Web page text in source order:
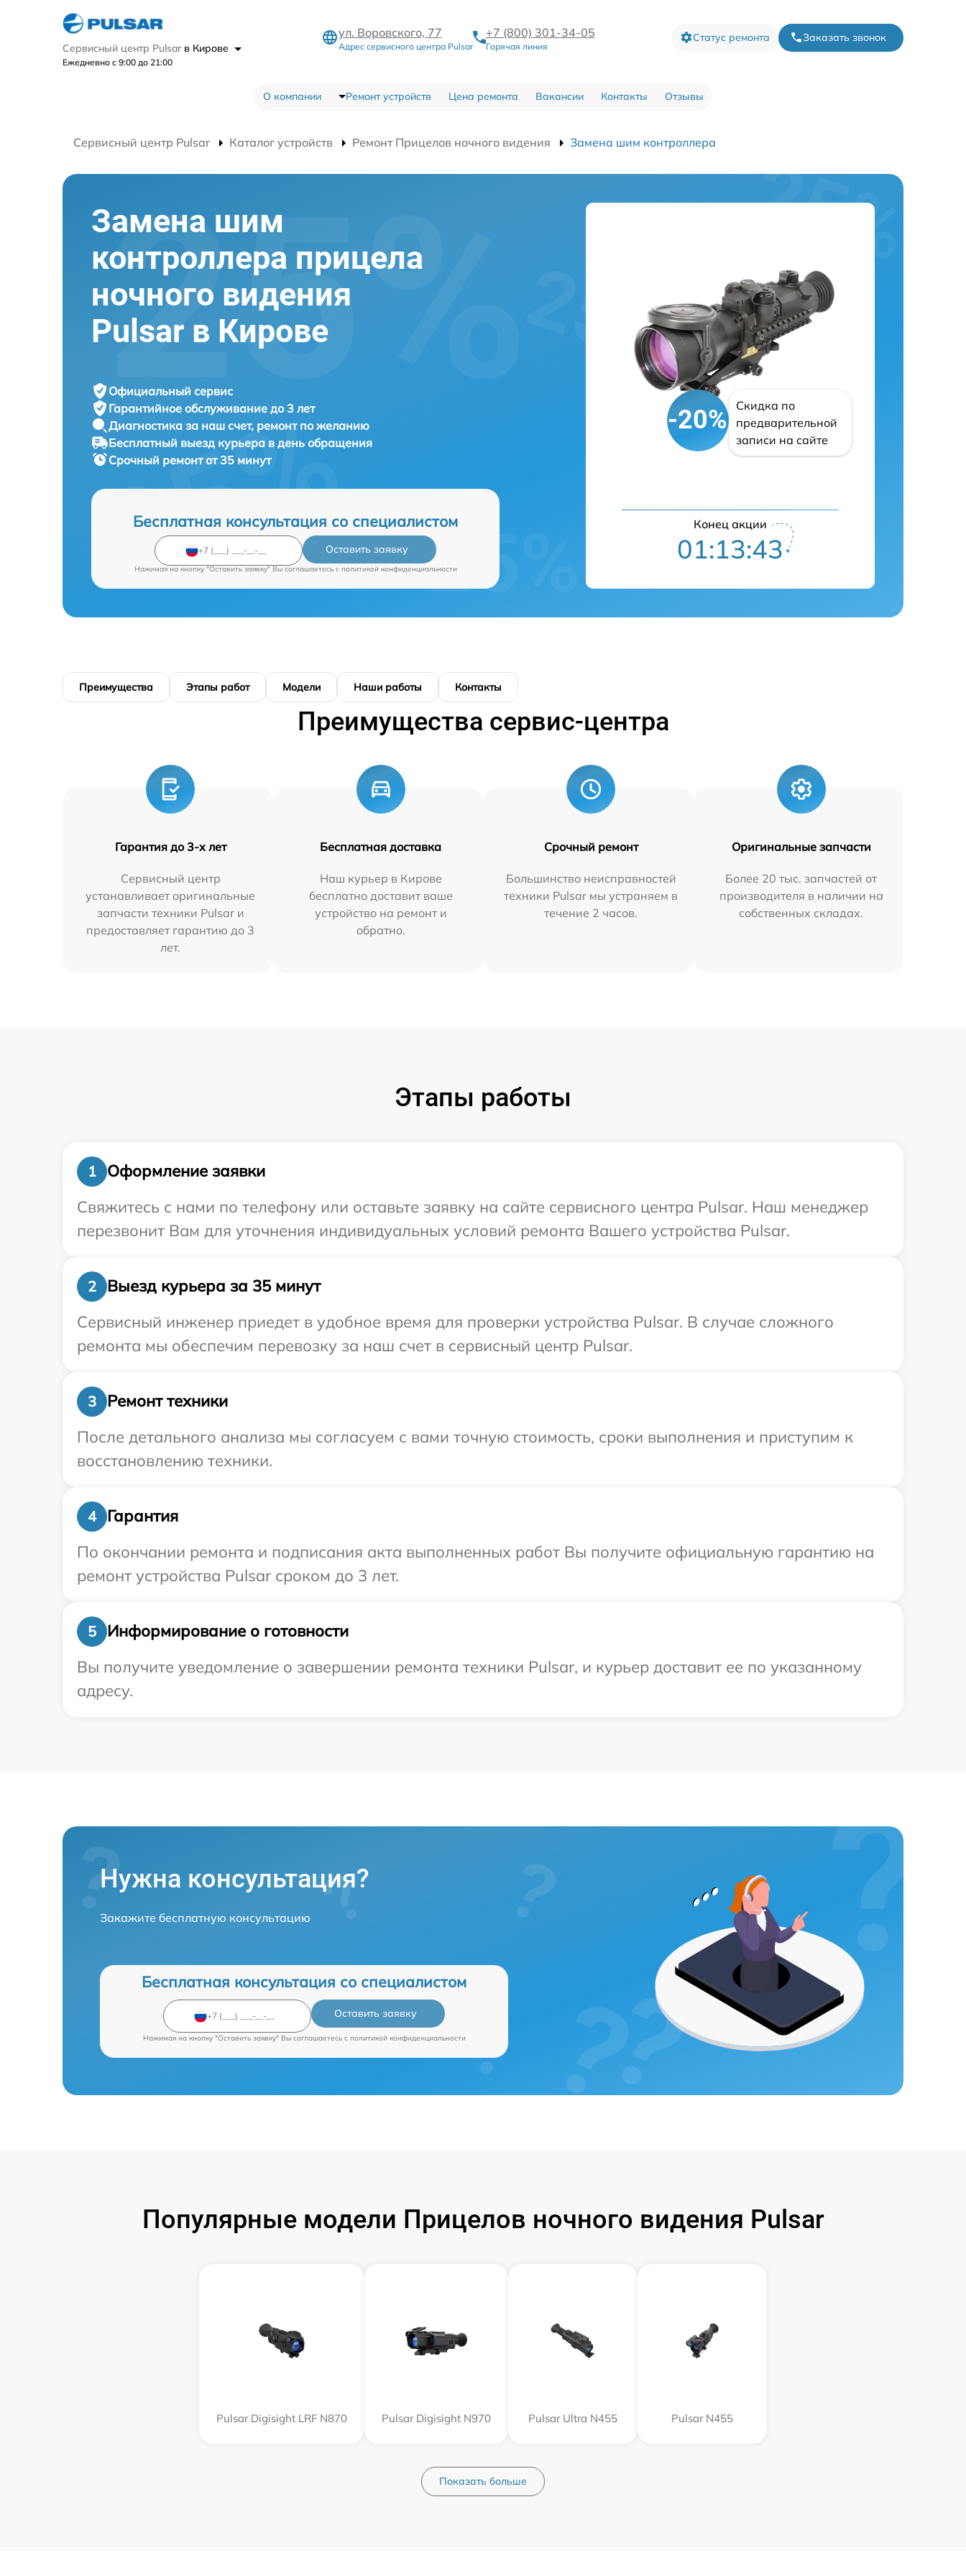
Сервисный центр Pulsar в Кирове
Ежедневно с 9:00 до 21:00
ул. Воровского, 77
Адрес сервисного центра Pulsar
+7 (800) 301-34-05
Горячая линия
Статус ремонта Заказать звонок
О компании Ремонт устройств Цена ремонта Вакансии Контакты Отзывы
Сервисный центр Pulsar Каталог устройств Ремонт Прицелов ночного видения Замена шим контроллера
Замена шим
контроллера прицела
ночного видения
Pulsar в Кирове
Официальный сервис
Гарантийное обслуживание до 3 лет
Диагностика за наш счет, ремонт по желанию
Бесплатный выезд курьера в день обращения
Срочный ремонтот 35 минут
Бесплатная консультация со специалистом
Оставить заявку
Нажимая на кнопку "Оставить заявку" Вы соглашаетесь c политикой конфиденциальности
-20%
Скидка по
предварительной
записи на сайте
Конец акции
01:13:42
Преимущества Этапы работ Модели Наши работы Контакты
Преимущества сервис-центра
Гарантия до 3-х лет
Сервисный центр
устанавливает оригинальные
запчасти техники Pulsar и
предоставляет гарантию до 3
лет.
Бесплатная доставка
Наш курьер в Кирове
бесплатно доставит ваше
устройство на ремонт и
обратно.
Срочный ремонт
Большинство неисправностей
техники Pulsar мы устраняем в
течение 2 часов.
Оригинальные запчасти
Более 20 тыс. запчастей от
производителя в наличии на
собственных складах.
Этапы работы
1
Оформление заявки
Свяжитесь с нами по телефону или оставьте заявку на сайте сервисного центра Pulsar. Наш менеджер
перезвонит Вам для уточнения индивидуальных условий ремонта Вашего устройства Pulsar.
2
Выезд курьера за 35 минут
Сервисный инженер приедет в удобное время для проверки устройства Pulsar. В случае сложного
ремонта мы обеспечим перевозку за наш счет в сервисный центр Pulsar.
3
Ремонт техники
После детального анализа мы согласуем с вами точную стоимость, сроки выполнения и приступим к
восстановлению техники.
4
Гарантия
По окончании ремонта и подписания акта выполненных работ Вы получите официальную гарантию на
ремонт устройства Pulsar сроком до 3 лет.
5
Информирование о готовности
Вы получите уведомление о завершении ремонта техники Pulsar, и курьер доставит ее по указанному
адресу.
Нужна консультация?
Закажите бесплатную консультацию
Бесплатная консультация со специалистом
Оставить заявку
Нажимая на кнопку "Оставить заявку" Вы соглашаетесь c политикой конфиденциальности
Популярные модели Прицелов ночного видения Pulsar
Pulsar Digisight LRF N870 Pulsar Digisight N970 Pulsar Ultra N455 Pulsar N455
Показать больше